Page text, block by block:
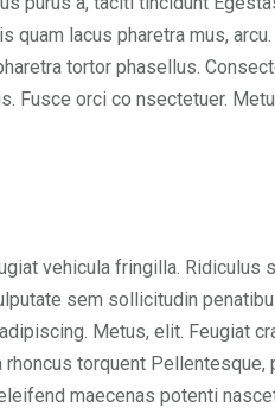
quam lacus pharetra mus,
tortor phasellus.
Fusce orci co nsectetuer.
vehicula fringilla. Ridiculus
sem sollicitudin
Metus, elit. Feugiat
torquent Pellentesque,
maecenas potenti